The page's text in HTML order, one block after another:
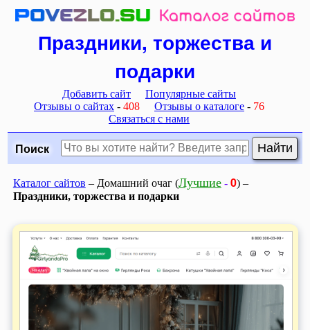
Праздники, торжества и
подарки
Добавить сайт
Популярные сайты
Отзывы о сайтах - 408 Отзывы о каталоге - 76
Связаться с нами
Поиск
Каталог сайтов – Домашний очаг (Лучшие - 0) –
Праздники, торжества и подарки